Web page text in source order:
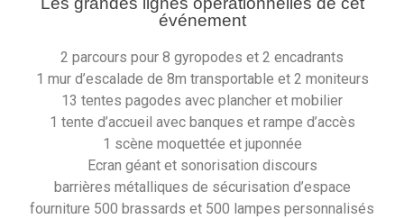
événement
2 parcours pour 8 gyropodes et 2 encadrants
1 mur d’escalade de 8m transportable et 2 moniteurs
13 tentes pagodes avec plancher et mobilier
1 tente d’accueil avec banques et rampe d’accès
1 scène moquettée et juponnée
Ecran géant et sonorisation discours
barrières métalliques de sécurisation d’espace
fourniture 500 brassards et 500 lampes personnalisés